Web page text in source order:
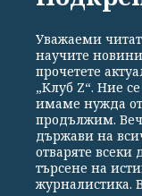
Общи
Реклама
Уважаеми
научите
прочетете
„Клуб Z“. Ние
имаме нужда
продължим.
държави на
отваряте всеки
търсене на
журналистика.